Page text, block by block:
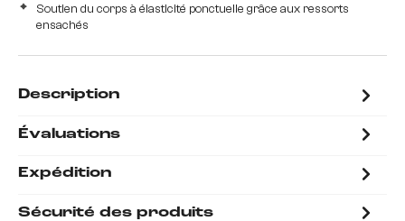
Soutien du corps à élasticité ponctuelle grâce aux ressorts
ensachés
Description
Évaluations
Expédition
Sécurité des produits